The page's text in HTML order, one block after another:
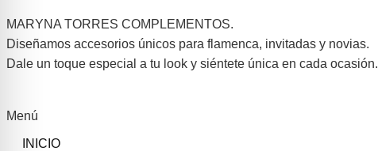
MARYNA TORRES COMPLEMENTOS.
Diseñamos accesorios únicos para flamenca, invitadas y novias.
Dale un toque especial a tu look y siéntete única en cada ocasión.
Menú
INICIO